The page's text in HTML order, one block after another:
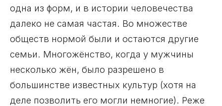
одна из форм, и в истории человечества
далеко не самая частая. Во множестве
обществ нормой были и остаются другие
семьи. Многожёнство, когда у мужчины
несколько жён, было разрешено в
большинстве известных культур (хотя на
деле позволить его могли немногие). Реже